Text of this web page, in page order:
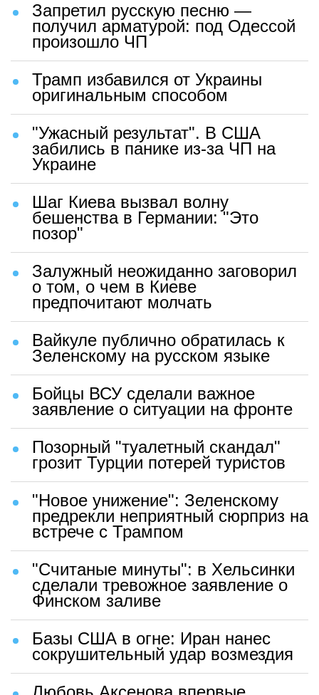
Запретил русскую песню —
получил арматурой: под Одессой
произошло ЧП
Трамп избавился от Украины
оригинальным способом
"Ужасный результат". В США
забились в панике из-за ЧП на
Украине
Шаг Киева вызвал волну
бешенства в Германии: "Это
позор"
Залужный неожиданно заговорил
о том, о чем в Киеве
предпочитают молчать
Вайкуле публично обратилась к
Зеленскому на русском языке
Бойцы ВСУ сделали важное
заявление о ситуации на фронте
Позорный "туалетный скандал"
грозит Турции потерей туристов
"Новое унижение": Зеленскому
предрекли неприятный сюрприз на
встрече с Трампом
"Считаные минуты": в Хельсинки
сделали тревожное заявление о
Финском заливе
Базы США в огне: Иран нанес
сокрушительный удар возмездия